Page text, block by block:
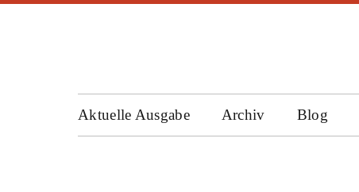
Aktuelle Ausgabe Archiv Blog